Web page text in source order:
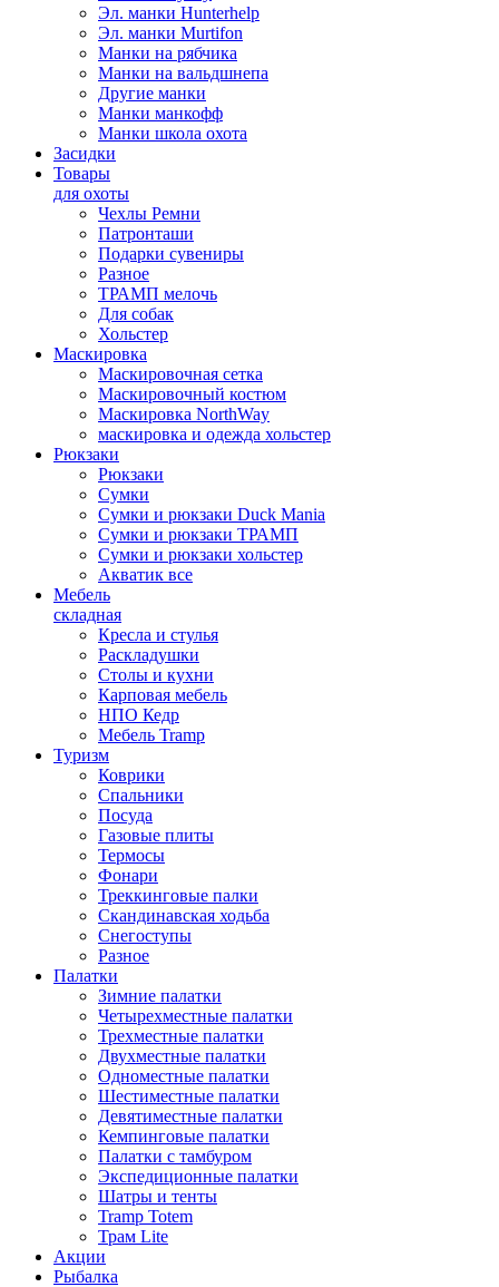
Эл. манки Hunterhelp
Эл. манки Murtifon
Манки на рябчика
Манки на вальдшнепа
Другие манки
Манки манкофф
Манки школа охота
Засидки
Товары
для охоты
Чехлы Ремни
Патронташи
Подарки сувениры
Разное
ТРАМП мелочь
Для собак
Хольстер
Маскировка
Маскировочная сетка
Маскировочный костюм
Маскировка NorthWay
маскировка и одежда хольстер
Рюкзаки
Рюкзаки
Сумки
Сумки и рюкзаки Duck Mania
Сумки и рюкзаки ТРАМП
Сумки и рюкзаки хольстер
Акватик все
Мебель
складная
Кресла и стулья
Раскладушки
Столы и кухни
Карповая мебель
НПО Кедр
Мебель Tramp
Туризм
Коврики
Спальники
Посуда
Газовые плиты
Термосы
Фонари
Треккинговые палки
Скандинавская ходьба
Снегоступы
Разное
Палатки
Зимние палатки
Четырехместные палатки
Трехместные палатки
Двухместные палатки
Одноместные палатки
Шестиместные палатки
Девятиместные палатки
Кемпинговые палатки
Палатки с тамбуром
Экспедиционные палатки
Шатры и тенты
Tramp Totem
Трам Lite
Акции
Рыбалка